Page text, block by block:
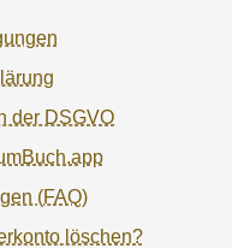
der DSGVO
(FAQ)
löschen?